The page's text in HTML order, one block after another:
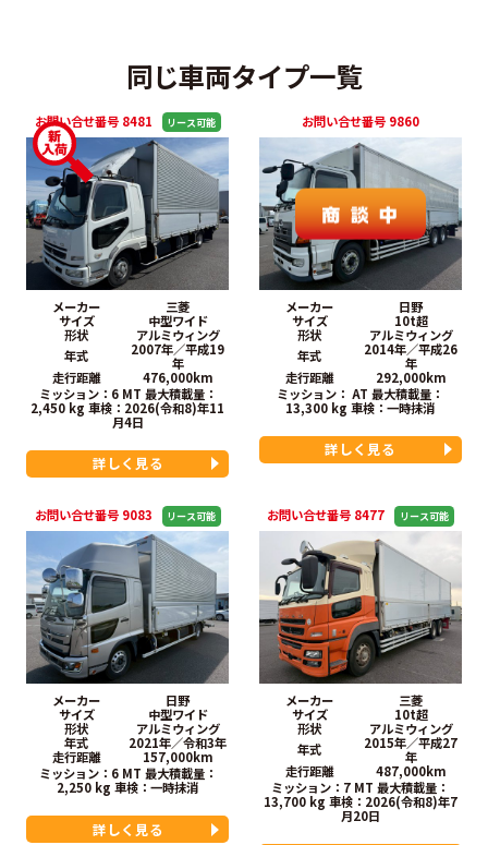
同じ車両タイプ一覧
お問い合せ番号 8481
メーカー
三菱
サイズ
中型ワイド
形状
アルミウィング
年式
2007年／平成19
年
走行距離
476,000km
ミッション：6 MT 最大積載量：
2,450 kg 車検： 2026(令和8)年11
月4日
詳しく見る
お問い合せ番号 9860
メーカー
日野
サイズ
10t超
形状
アルミウィング
年式
2014年／平成26
年
走行距離
292,000km
ミッション： AT最大積載量：
13,300 kg 車検：一時抹消
詳しく見る
お問い合せ番号 9083
メーカー
日野
サイズ
中型ワイド
形状
アルミウィング
年式
2021年／令和3年
走行距離
157,000km
ミッション：6 MT 最大積載量：
2,250 kg 車検：一時抹消
詳しく見る
お問い合せ番号 8477
メーカー
三菱
サイズ
10t超
形状
アルミウィング
年式
2015年／平成27
年
走行距離
487,000km
ミッション：7 MT最大積載量：
13,700 kg 車検： 2026(令和8)年7
月20日